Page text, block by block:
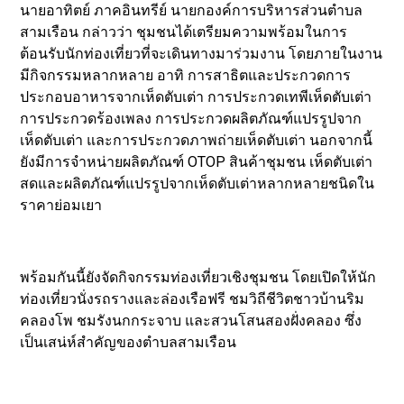
นายอาทิตย์ ภาคอินทรีย์ นายกองค์การบริหารส่วนตำบล
สามเรือน กล่าวว่า ชุมชนได้เตรียมความพร้อมในการ
ต้อนรับนักท่องเที่ยวที่จะเดินทางมาร่วมงาน โดยภายในงาน
มีกิจกรรมหลากหลาย อาทิ การสาธิตและประกวดการ
ประกอบอาหารจากเห็ดตับเต่า การประกวดเทพีเห็ดตับเต่า
การประกวดร้องเพลง การประกวดผลิตภัณฑ์แปรรูปจาก
เห็ดตับเต่า และการประกวดภาพถ่ายเห็ดตับเต่า นอกจากนี้
ยังมีการจำหน่ายผลิตภัณฑ์ OTOP สินค้าชุมชน เห็ดตับเต่า
สดและผลิตภัณฑ์แปรรูปจากเห็ดตับเต่าหลากหลายชนิดใน
ราคาย่อมเยา
พร้อมกันนี้ยังจัดกิจกรรมท่องเที่ยวเชิงชุมชน โดยเปิดให้นัก
ท่องเที่ยวนั่งรถรางและล่องเรือฟรี ชมวิถีชีวิตชาวบ้านริม
คลองโพ ชมรังนกกระจาบ และสวนโสนสองฝั่งคลอง ซึ่ง
เป็นเสน่ห์สำคัญของตำบลสามเรือน